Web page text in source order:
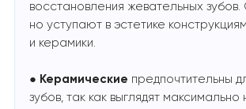
восстановления жевательных
но уступают в эстетике
и керамики.
● Керамические предпочтительны
зубов, так как выглядят максимально